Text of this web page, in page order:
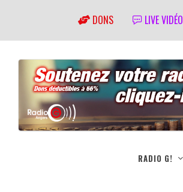
DONS LIVE VIDÉO
RADIO G!